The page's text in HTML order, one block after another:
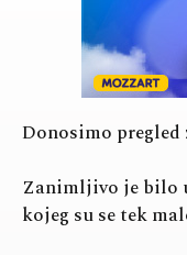
Donosimo
Zanimljivo je bilo
kojeg su se tek